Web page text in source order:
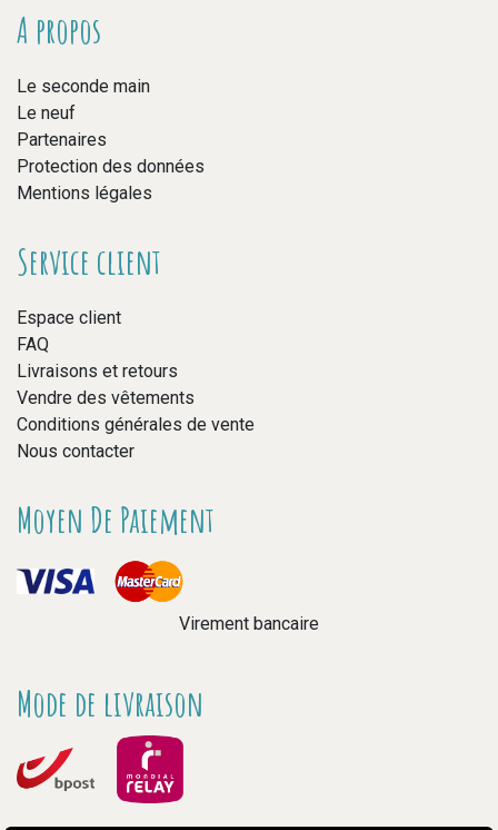
A propos
Le seconde main
Le neuf
Partenaires
Protection des données
Mentions légales
Service client
Espace client
FAQ
Livraisons et retours
Vendre des vêtements
Conditions générales de vente
Nous contacter
Moyen De Paiement
Virement bancaire
Mode de livraison